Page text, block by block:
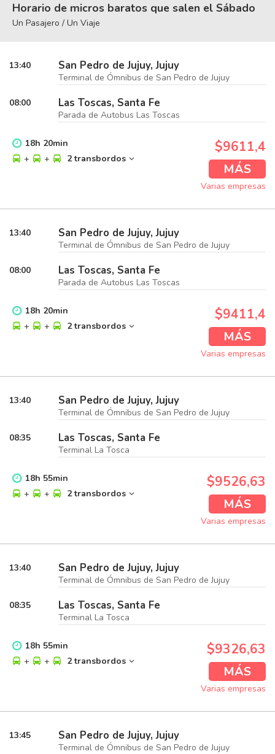
Horario de micros baratos que salen el Sábado
Un Pasajero / Un Viaje
13:40 San Pedro de Jujuy, Jujuy
Terminal de Ómnibus de San Pedro de Jujuy
08:00 Las Toscas, Santa Fe
Parada de Autobus Las Toscas
18h 20min
+
+ 2 transbordos
$9611,4
MÁS
Varias empresas
13:40 San Pedro de Jujuy, Jujuy
Terminal de Ómnibus de San Pedro de Jujuy
08:00 Las Toscas, Santa Fe
Parada de Autobus Las Toscas
18h 20min
+
+ 2 transbordos
$9411,4
MÁS
Varias empresas
13:40 San Pedro de Jujuy, Jujuy
Terminal de Ómnibus de San Pedro de Jujuy
08:35 Las Toscas, Santa Fe
Terminal La Tosca
18h 55min
+
+ 2 transbordos
$9526,63
MÁS
Varias empresas
13:40 San Pedro de Jujuy, Jujuy
Terminal de Ómnibus de San Pedro de Jujuy
08:35 Las Toscas, Santa Fe
Terminal La Tosca
18h 55min
+
+ 2 transbordos
$9326,63
MÁS
Varias empresas
13:45 San Pedro de Jujuy, Jujuy
Terminal de Ómnibus de San Pedro de Jujuy